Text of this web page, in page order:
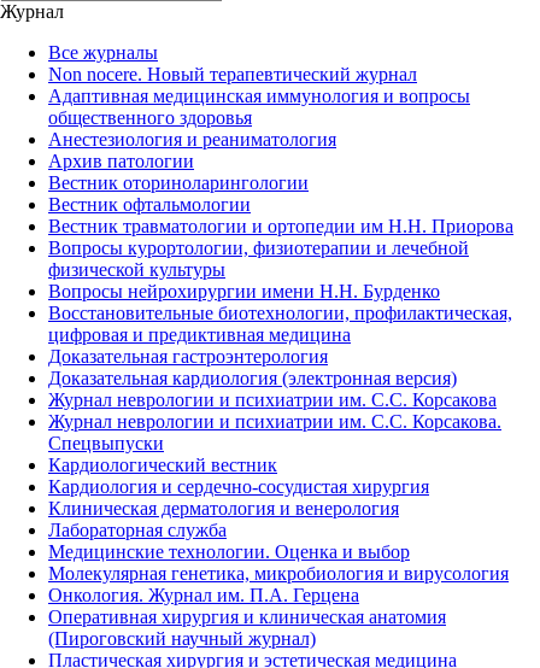
Журнал
Все журналы
Non nocere. Новый терапевтический журнал
Адаптивная медицинская иммунология и вопросы
общественного здоровья
Анестезиология и реаниматология
Архив патологии
Вестник оториноларингологии
Вестник офтальмологии
Вестник травматологии и ортопедии им Н.Н. Приорова
Вопросы курортологии, физиотерапии и лечебной
физической культуры
Вопросы нейрохирургии имени Н.Н. Бурденко
Восстановительные биотехнологии, профилактическая,
цифровая и предиктивная медицина
Доказательная гастроэнтерология
Доказательная кардиология (электронная версия)
Журнал неврологии и психиатрии им. С.С. Корсакова
Журнал неврологии и психиатрии им. С.С. Корсакова.
Спецвыпуски
Кардиологический вестник
Кардиология и сердечно-сосудистая хирургия
Клиническая дерматология и венерология
Лабораторная служба
Медицинские технологии. Оценка и выбор
Молекулярная генетика, микробиология и вирусология
Онкология. Журнал им. П.А. Герцена
Оперативная хирургия и клиническая анатомия
(Пироговский научный журнал)
Пластическая хирургия и эстетическая медицина